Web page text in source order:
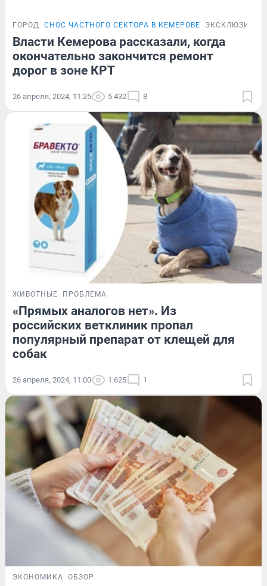
ГОРОД СНОС ЧАСТНОГО СЕКТОРА В КЕМЕРОВЕ ЭКСКЛЮЗИВ
Власти Кемерова рассказали, когда
окончательно закончится ремонт
дорог в зоне КРТ
26 апреля, 2024, 11:25 5 432 8
ЖИВОТНЫЕ ПРОБЛЕМА
«Прямых аналогов нет». Из
российских ветклиник пропал
популярный препарат от клещей для
собак
26 апреля, 2024, 11:00 1 625 1
ЭКОНОМИКА ОБЗОР